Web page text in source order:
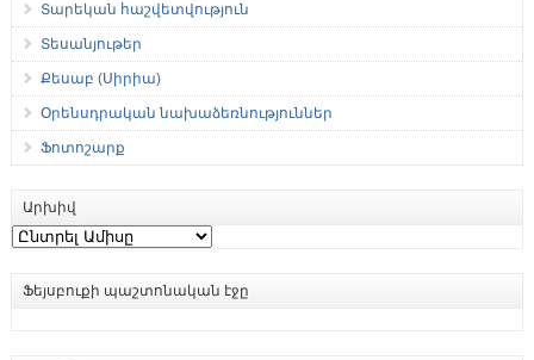
Տարեկան հաշվետվություն
Տեսանյութեր
Քեսաբ (Սիրիա)
Օրենսդրական նախաձեռնություններ
Ֆոտոշարք
Արխիվ
Արխիվ
Ֆեյսբուքի պաշտոնական էջը